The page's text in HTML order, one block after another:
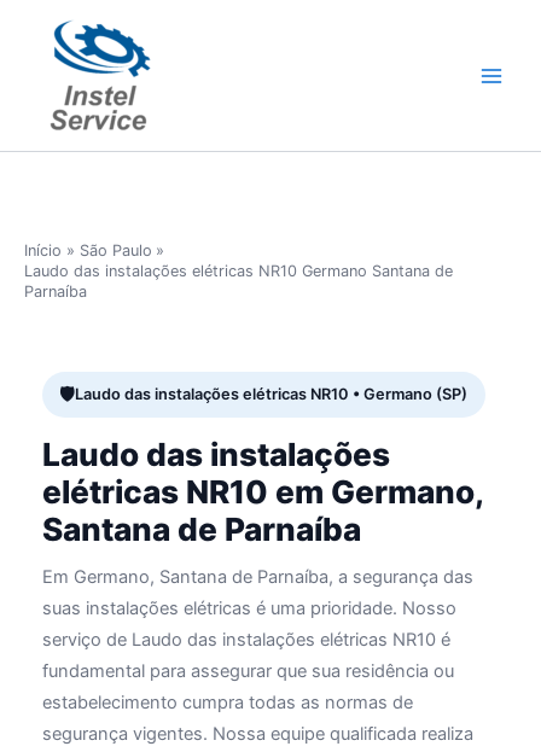
conteúdo
Início
São Paulo
Laudo das instalações elétricas NR10 Germano Santana de
Parnaíba
Laudo das instalações elétricas NR10 • Germano (SP)
Laudo das instalações
elétricas NR10 em Germano,
Santana de Parnaíba
Em Germano, Santana de Parnaíba, a segurança das
suas instalações elétricas é uma prioridade. Nosso
serviço de Laudo das instalações elétricas NR10 é
fundamental para assegurar que sua residência ou
estabelecimento cumpra todas as normas de
segurança vigentes. Nossa equipe qualificada realiza